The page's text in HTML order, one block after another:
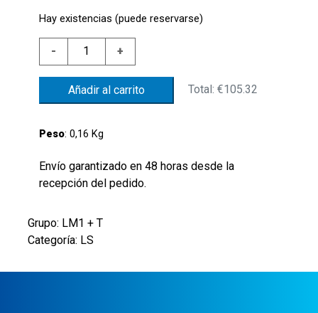
Hay existencias (puede reservarse)
-
NIVEL
BRIDA
G1"
AL.MIN.150NC
NBR
70'C
NA
70'C
NA
+
Añadir al carrito Total:€105.32
Peso: 0,16 Kg
Envío garantizado en 48 horas desde la
recepción del pedido.
Grupo: LM1 + T
Categoría: LS